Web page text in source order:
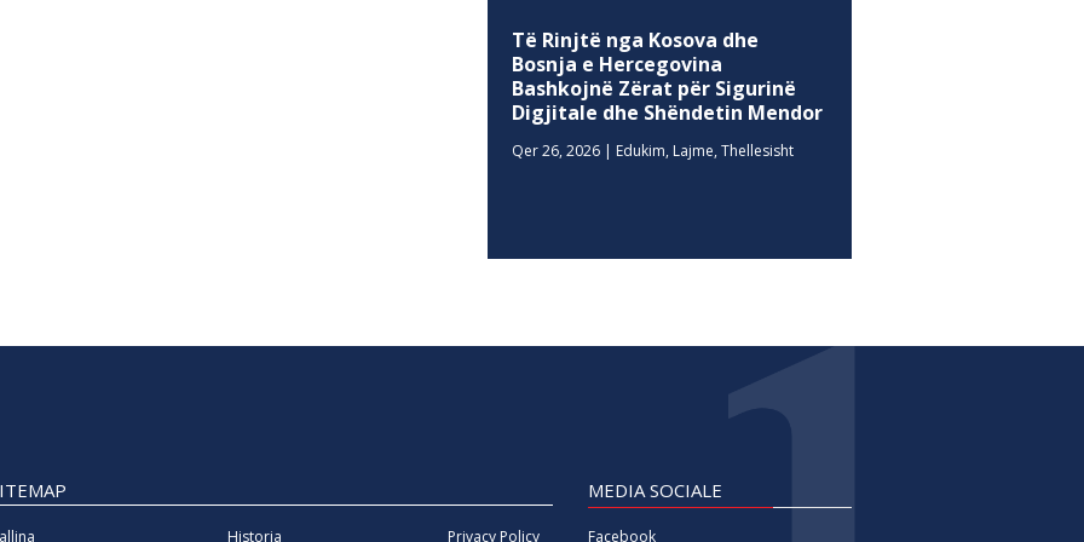
Të Rinjtë nga Kosova dhe
Bosnja e Hercegovina
Bashkojnë Zërat për Sigurinë
Digjitale dhe Shëndetin Mendor
Qer 26, 2026 | Edukim, Lajme,Thellesisht
Historia Privacy Policy
MEDIA SOCIALE
Facebook